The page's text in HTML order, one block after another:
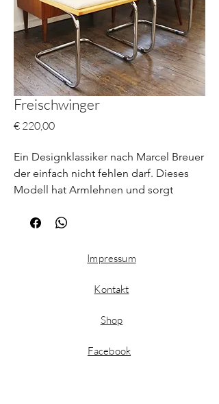
Freischwinger
€ 220,00Preis
Ein Designklassiker nach Marcel Breuer
der einfach nicht fehlen darf. Dieses
Modell hat Armlehnen und sorgt
Das Geflecht auf den Sitzflächen war
durch eine Platte ersetzt. Wir haben
einen passenden beigen Stoff
Impressum
Kontakt
Shop
Facebook